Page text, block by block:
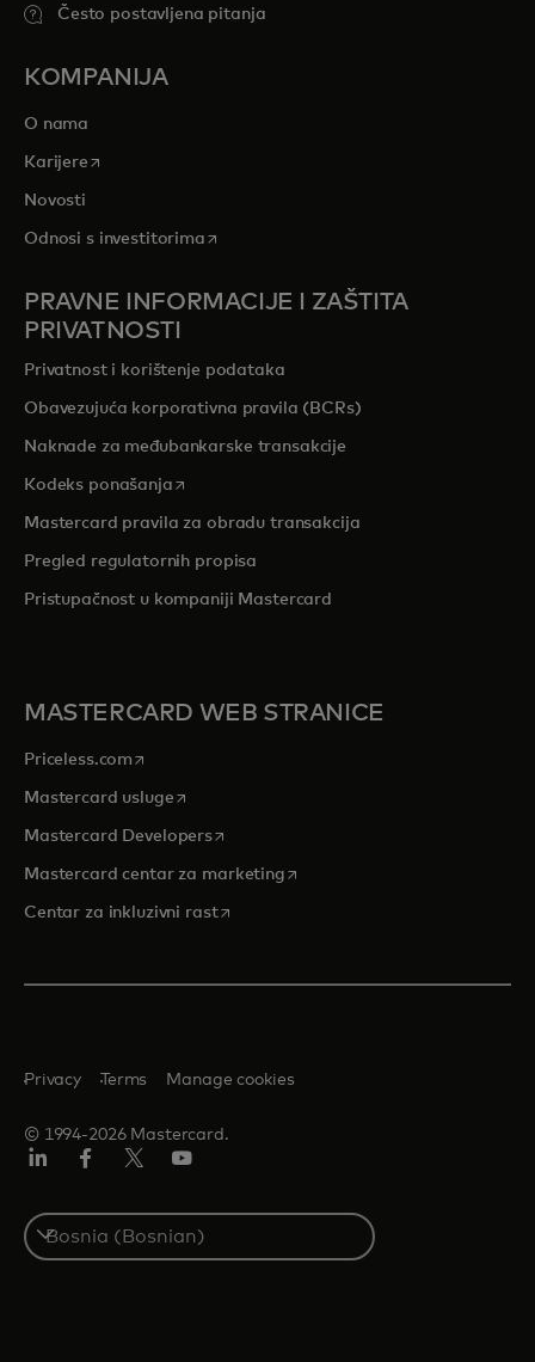
Često postavljena pitanja
KOMPANIJA
O nama
Karijereopens in a new tab
Novosti
Odnosi s investitorimaopens in a new tab
PRAVNE INFORMACIJE I ZAŠTITA
PRIVATNOSTI
Privatnost i korištenje podataka
Obavezujuća korporativna pravila (BCRs)
Naknade za međubankarske transakcije
Kodeks ponašanjaopens in a new tab
Mastercard pravila za obradu transakcija
Pregled regulatornih propisa
Pristupačnost u kompaniji Mastercard
MASTERCARD WEB STRANICE
Priceless.com opens in a new tab
Mastercard uslugeopens in a new tab
Mastercard Developersopens in a new tab
Mastercard centar za marketingopens in a new tab
Centar za inkluzivni rastopens in a new tab
© 1994-2026 Mastercard.
Privacy Terms Manage cookies
Select
a
country